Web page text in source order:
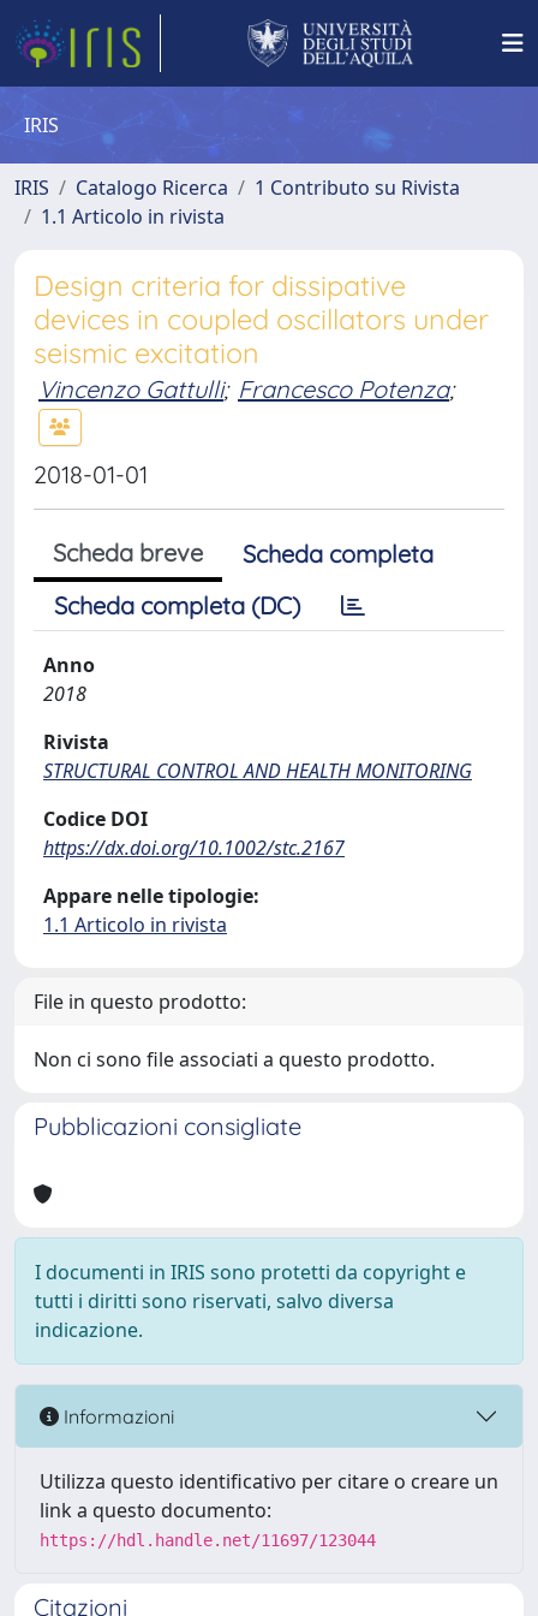
IRIS
IRIS Catalogo Ricerca
1 Contributo su Rivista
1.1 Articolo in rivista
Design criteria for dissipative
devices in coupled oscillators under
seismic excitation
Vincenzo Gattulli; Francesco Potenza;
2018-01-01
Scheda breve
Scheda completa
Scheda completa (DC)
Anno
2018
Rivista
STRUCTURAL CONTROL AND HEALTH MONITORING
Codice DOI
https://dx.doi.org/10.1002/stc.2167
Appare nelle tipologie:
1.1 Articolo in rivista
File in questo prodotto:
Non ci sono file associati a questo prodotto.
Pubblicazioni consigliate
I documenti in IRIS sono protetti da copyright e
tutti i diritti sono riservati, salvo diversa
indicazione.
Informazioni
Utilizza questo identificativo per citare o creare un
link a questo documento:
https://hdl.handle.net/11697/123044
Citazioni